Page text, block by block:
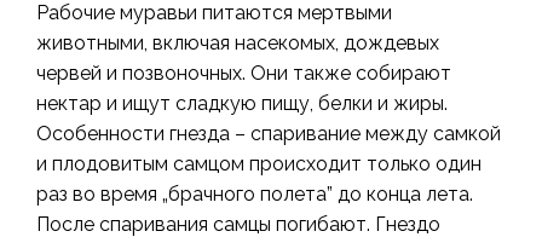
Рабочие муравьи питаются мертвыми
животными, включая насекомых, дождевых
червей и позвоночных. Они также собирают
нектар и ищут сладкую пищу, белки и жиры.
Особенности гнезда – cпаривание между самкой
и плодовитым самцом происходит только один
раз во время „брачного полета” до конца лета.
После спаривания самцы погибают. Гнездо